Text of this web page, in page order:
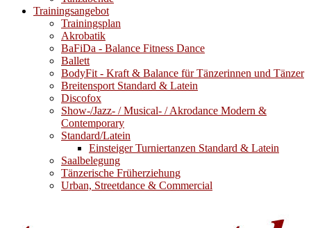
Trainingsangebot
Trainingsplan
Akrobatik
BaFiDa - Balance Fitness Dance
Ballett
BodyFit - Kraft & Balance für Tänzerinnen und Tänzer
Breitensport Standard & Latein
Discofox
Show-/Jazz- / Musical- / Akrodance Modern &
Contemporary
Standard/Latein
Einsteiger Turniertanzen Standard & Latein
Saalbelegung
Tänzerische Früherziehung
Urban, Streetdance & Commercial